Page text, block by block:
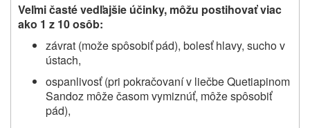
Veľmi časté vedľajšie účinky, môžu postihovať viac
ako 1 z 10 osôb:
závrat (može spôsobiť pád), bolesť hlavy, sucho v
ústach,
ospanlivosť (pri pokračovaní v liečbeQuetiapinom
Sandoz môže časom vymiznúť, môže spôsobiť
pád),